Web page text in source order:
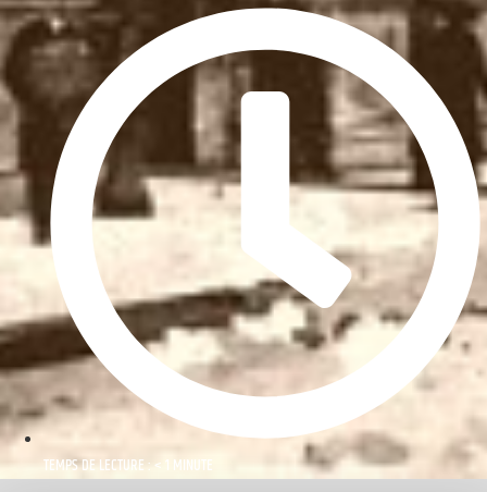
TEMPS DE LECTURE : < 1 MINUTE